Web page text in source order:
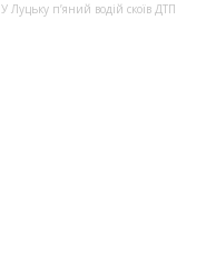
У Луцьку п’яний водій скоїв ДТП